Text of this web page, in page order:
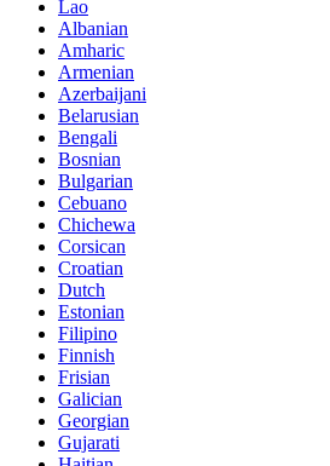
Lao
Albanian
Amharic
Armenian
Azerbaijani
Belarusian
Bengali
Bosnian
Bulgarian
Cebuano
Chichewa
Corsican
Croatian
Dutch
Estonian
Filipino
Finnish
Frisian
Galician
Georgian
Gujarati